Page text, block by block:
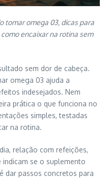
tomar omega 03, dicas para
encaixar na rotina sem
sem dor de cabeça.
omega 03 ajuda a
indesejados. Nem
prática o que funciona no
simples, testadas
na rotina.
relação com refeições,
indicam se o suplemento
dar passos concretos para